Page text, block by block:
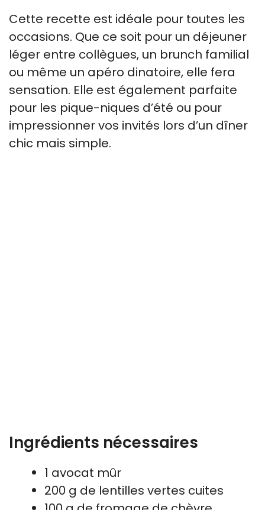
Cette recette est idéale pour toutes les
occasions. Que ce soit pour un déjeuner
léger entre collègues, un brunch familial
ou même un apéro dinatoire, elle fera
sensation. Elle est également parfaite
pour les pique-niques d’été ou pour
impressionner vos invités lors d’un dîner
chic mais simple.
Ingrédients nécessaires
1 avocat mûr
200 g de lentilles vertes cuites